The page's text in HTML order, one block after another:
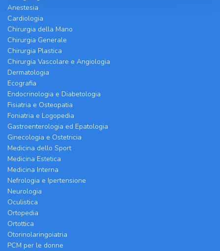
Anestesia
Cardiologia
Chirurgia della Mano
Chirurgia Generale
Chirurgia Plastica
Chirurgia Vascolare e Angiologia
Dermatologia
Ecografia
Endocrinologia e Diabetologia
Fisiatria e Osteopatia
Foniatria e Logopedia
Gastroenterologia ed Epatologia
Ginecologia e Ostetricia
Medicina dello Sport
Medicina Estetica
Medicina Interna
Nefrologia e Ipertensione
Neurologia
Oculistica
Ortopedia
Ortottica
Otorinolaringoiatria
PCM per le donne